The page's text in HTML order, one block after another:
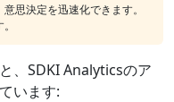
思決定を迅速化できます。
、SDKI Analyticsのア
います: